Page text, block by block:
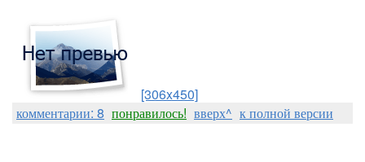
[306x450]
комментарии: 8 понравилось! вверх^ к полной версии